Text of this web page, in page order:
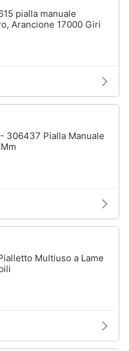
pialla manuale
Arancione 17000 Giri
- 306437 Pialla Manuale
Multiuso a Lame